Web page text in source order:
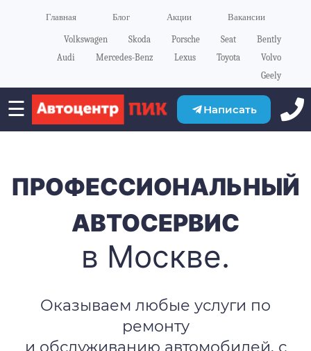
Главная Блог Акции Вакансии
Volkswagen Skoda Porsche Seat
Bently
Audi
Mercedes-Benz Lexus Toyota
Volvo
Geely
☰ Написать
ПРОФЕССИОНАЛЬНЫЙ
АВТОСЕРВИС
в Москве.
Оказываем любые услуги по
ремонту
и обслуживанию автомобилей, с